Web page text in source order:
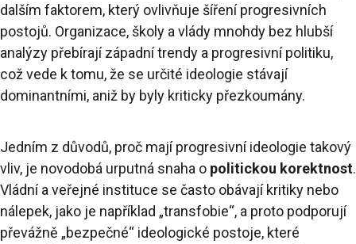
dalším faktorem, který ovlivňuje šíření progresivních
postojů. Organizace, školy a vlády mnohdy bez hlubší
analýzy přebírají západní trendy a progresivní politiku,
což vede k tomu, že se určité ideologie stávají
dominantními, aniž by byly kriticky přezkoumány.
Jedním z důvodů, proč mají progresivní ideologie takový
vliv, je novodobá urputná snaha o politickou korektnost.
Vládní a veřejné instituce se často obávají kritiky nebo
nálepek, jako je například „transfobie“, a proto podporují
převážně „bezpečné“ ideologické postoje, které